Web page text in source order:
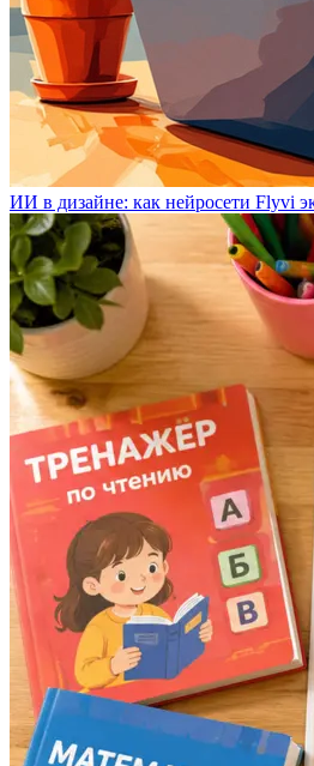
ИИ в дизайне: как нейросети Flyvi